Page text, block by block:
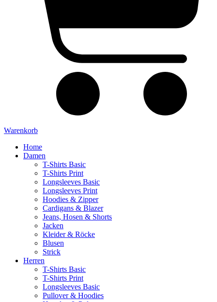
Warenkorb
Home
Damen
T-Shirts Basic
T-Shirts Print
Longsleeves Basic
Longsleeves Print
Hoodies & Zipper
Cardigans & Blazer
Jeans, Hosen & Shorts
Jacken
Kleider & Röcke
Blusen
Strick
Herren
T-Shirts Basic
T-Shirts Print
Longsleeves Basic
Pullover & Hoodies